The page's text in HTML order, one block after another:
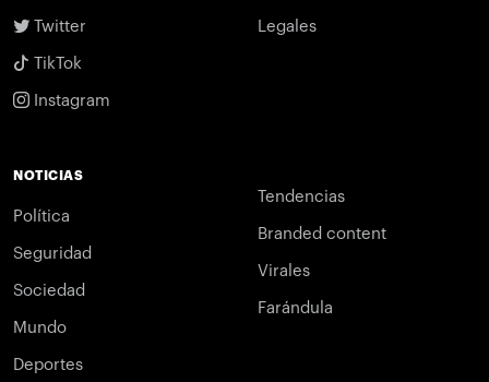
Twitter
TikTok
Instagram
Legales
NOTICIAS
Política
Seguridad
Sociedad
Mundo
Deportes
Tendencias
Branded content
Virales
Farándula